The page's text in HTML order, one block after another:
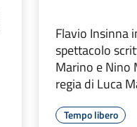
Flavio Insinna
spettacolo
Marino e Nino
regia di Luca
Tempo libero